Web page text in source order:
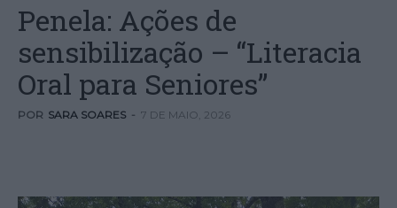
Penela: Ações de
sensibilização – “Literacia
Oral para Seniores”
POR SARA SOARES - 7 DE MAIO, 2026